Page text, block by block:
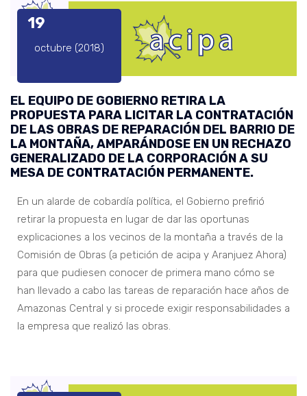
19
octubre (2018)
EL EQUIPO DE GOBIERNO RETIRA LA
PROPUESTA PARA LICITAR LA CONTRATACIÓN
DE LAS OBRAS DE REPARACIÓN DEL BARRIO DE
LA MONTAÑA, AMPARÁNDOSE EN UN RECHAZO
GENERALIZADO DE LA CORPORACIÓN A SU
MESA DE CONTRATACIÓN PERMANENTE.
En un alarde de cobardía política, el Gobierno prefirió
retirar la propuesta en lugar de dar las oportunas
explicaciones a los vecinos de la montaña a través de la
Comisión de Obras (a petición de acipa y Aranjuez Ahora)
para que pudiesen conocer de primera mano cómo se
han llevado a cabo las tareas de reparación hace años de
Amazonas Central y si procede exigir responsabilidades a
la empresa que realizó las obras.